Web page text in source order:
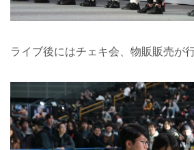
ライブ後にはチェキ会、物販販売が